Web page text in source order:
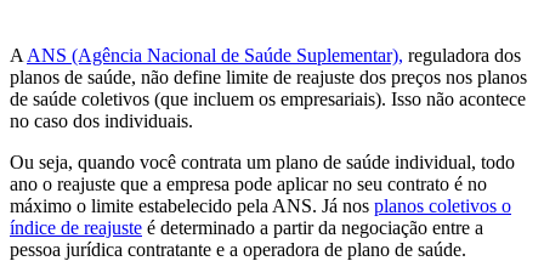
A ANS (Agência Nacional de Saúde Suplementar), reguladora dos
planos de saúde, não define limite de reajuste dos preços nos planos
de saúde coletivos (que incluem os empresariais). Isso não acontece
no caso dos individuais.
Ou seja, quando você contrata um plano de saúde individual, todo
ano o reajuste que a empresa pode aplicar no seu contrato é no
máximo o limite estabelecido pela ANS. Já nos planos coletivos o
índice de reajuste é determinado a partir da negociação entre a
pessoa jurídica contratante e a operadora de plano de saúde.